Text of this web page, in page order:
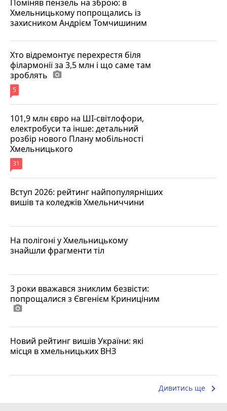
Поміняв пензель на зброю: в
Хмельницькому попрощались із
захисником Андрієм Томчишиним
Хто відремонтує перехрестя біля
філармонії за 3,5 млн і що саме там
зроблять photo_camera
5
101,9 млн євро на ШІ-світлофори,
електробуси та інше: детальний
розбір нового Плану мобільності
Хмельницького
31
Вступ 2026: рейтинг найпопулярніших
вишів та коледжів Хмельниччини
На полігоні у Хмельницькому
знайшли фрагменти тіл
3 роки вважався зниклим безвісти:
попрощалися з Євгенієм Криниціним
photo_camera
Новий рейтинг вишів України: які
місця в хмельницьких ВНЗ
Дивитись ще keyboard_arrow_right